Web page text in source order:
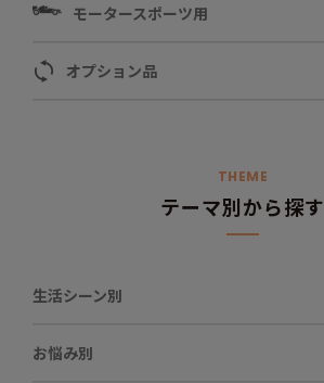
モータースポーツ用
オプション品
THEME
テーマ別から探す
生活シーン別
お悩み別